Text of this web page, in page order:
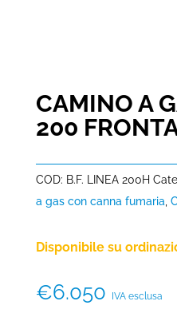
CAMINO A
200
COD: B.F. LINEA 200H
a gas con canna fumaria,
Disponibile su
€6.050 IVA esclusa